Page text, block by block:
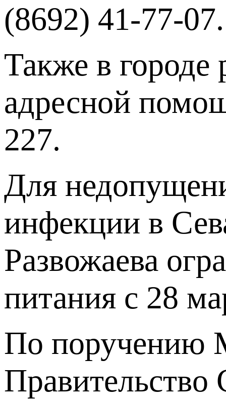
(8692) 41-77-07.
Также в городе
адресной
227.
Для
инфекции в
Развожаева
питания с 28
По поручению
Правительство